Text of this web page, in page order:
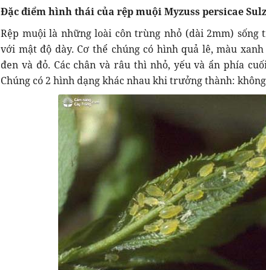
Đặc điểm hình thái của rệp muội Myzuss persicae
Rệp muội là những loài côn trùng nhỏ (dài 2mm) sống
với mật độ dày. Cơ thể chúng có hình quả lê, màu
đen và đỏ. Các chân và râu thì nhỏ, yếu và ẩn phía
Chúng có 2 hình dạng khác nhau khi trưởng thành: